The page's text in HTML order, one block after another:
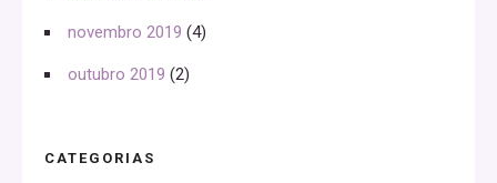
novembro 2019 (4)
outubro 2019 (2)
CATEGORIAS